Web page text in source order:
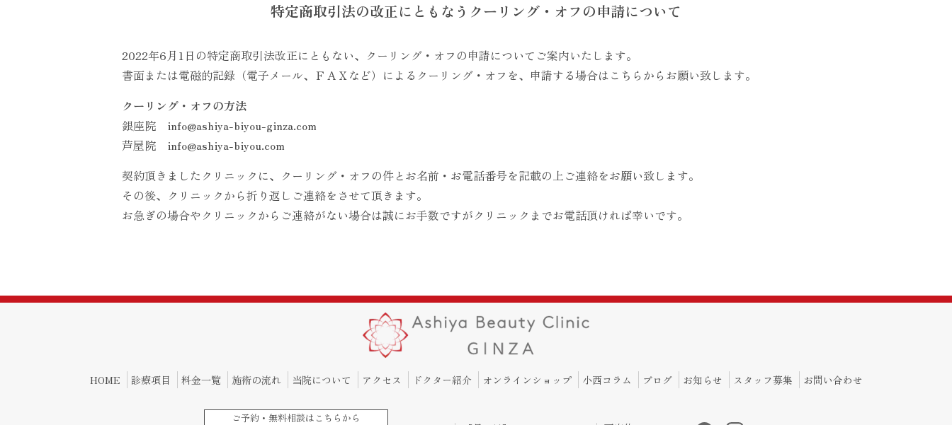
特定商取引法の改正にともなうクーリング・オフの申請について
2022年6月1日の特定商取引法改正にともない、クーリング・オフの申請についてご案内いたします。
書面または電磁的記録（電子メール、ＦＡＸなど）によるクーリング・オフを、申請する場合はこちらからお願い致します。
クーリング・オフの方法
銀座院 info@ashiya-biyou-ginza.com
芦屋院 info@ashiya-biyou.com
契約頂きましたクリニックに、クーリング・オフの件とお名前・お電話番号を記載の上ご連絡をお願い致します。
その後、クリニックから折り返しご連絡をさせて頂きます。
お急ぎの場合やクリニックからご連絡がない場合は誠にお手数ですがクリニックまでお電話頂ければ幸いです。
HOME 診療項目 料金一覧 施術の流れ 当院について アクセス ドクター紹介 オンラインショップ 小西コラム ブログ お知らせ スタッフ募集 お問い合わせ
ご予約・無料相談はこちらから